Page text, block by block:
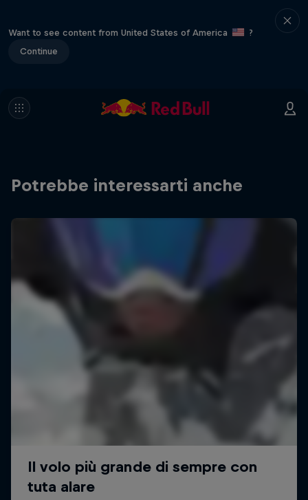
Want to see content from United States of America
?
Continue
Potrebbe interessarti anche